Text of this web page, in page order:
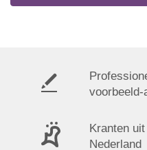
voorbeeld-
Kranten
Nederland